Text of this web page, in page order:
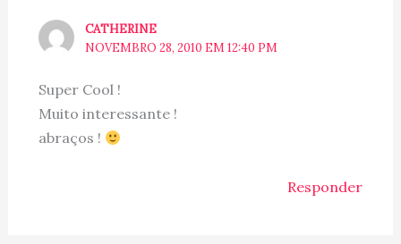
CATHERINE
NOVEMBRO 28, 2010 EM 12:40 PM
Super Cool !
Muito interessante !
abraços !
Responder